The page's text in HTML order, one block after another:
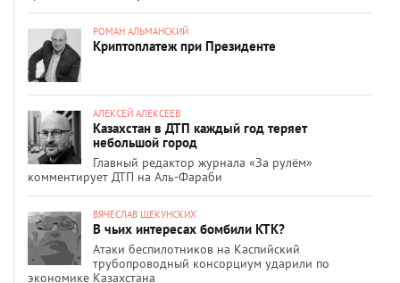
РОМАН АЛЬМАНСКИЙ
Криптоплатеж при Президенте
АЛЕКСЕЙ АЛЕКСЕЕВ
Казахстан в ДТП каждый год теряет
небольшой город
Главный редактор журнала «За рулём»
комментирует ДТП на Аль-Фараби
ВЯЧЕСЛАВ ЩЕКУНСКИХ
В чьих интересах бомбили КТК?
Атаки беспилотников на Каспийский
трубопроводный консорциум ударили по
экономике Казахстана